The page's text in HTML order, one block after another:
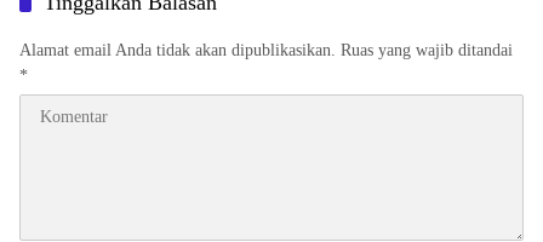
Alamat email Anda tidak akan dipublikasikan. Ruas yang wajib ditandai
*